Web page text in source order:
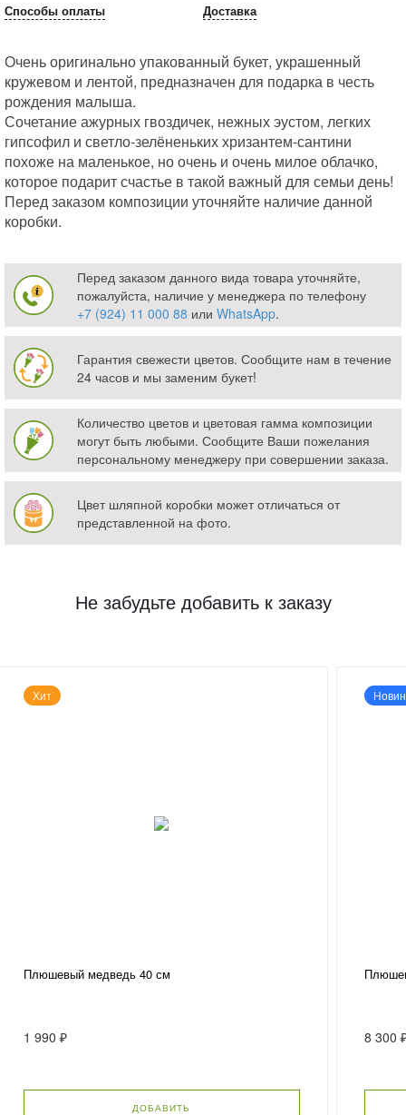
Способы оплаты Доставка
Очень оригинально упакованный букет, украшенный
кружевом и лентой, предназначен для подарка в честь
рождения малыша.
Сочетание ажурных гвоздичек, нежных эустом, легких
гипсофил и светло-зелёненьких хризантем-сантини
похоже на маленькое, но очень и очень милое облачко,
которое подарит счастье в такой важный для семьи день!
Перед заказом композиции уточняйте наличие данной
коробки.
Перед заказом данного вида товара уточняйте,
пожалуйста, наличие у менеджера по телефону
+7 (924) 11 000 88 или WhatsApp.
Гарантия свежести цветов. Сообщите нам в течение
24 часов и мы заменим букет!
Количество цветов и цветовая гамма композиции
могут быть любыми. Сообщите Ваши пожелания
персональному менеджеру при совершении заказа.
Цвет шляпной коробки может отличаться от
представленной на фото.
Не забудьте добавить к заказу
Хит
Плюшевый медведь 40 см
1 990 ₽
ДОБАВИТЬ
8 300